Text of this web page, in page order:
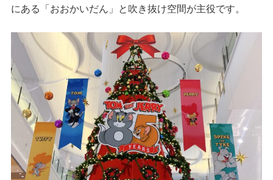
にある「おおかいだん」と吹き抜け空間が主役です。